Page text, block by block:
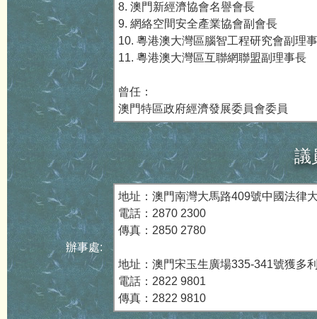
8. 澳門新經濟協會名譽會長
9. 網絡空間安全產業協會副會長
10. 粵港澳大灣區腦智工程研究會副理
11. 粵港澳大灣區互聯網聯盟副理事長
曾任：
澳門特區政府經濟發展委員會委員
議
辦事處:
地址：澳門南灣大馬路409號中國法律
電話：2870 2300
傳真：2850 2780
地址：澳門宋玉生廣場335-341號獲多
電話：2822 9801
傳真：2822 9810